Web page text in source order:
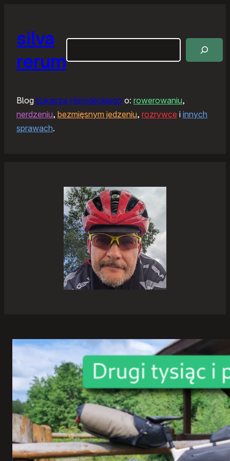
silva
rerum
Blog Łukasza Horodeckiego o: rowerowaniu,
nerdzeniu, bezmięsnym jedzeniu, rozrywce i innych
sprawach.